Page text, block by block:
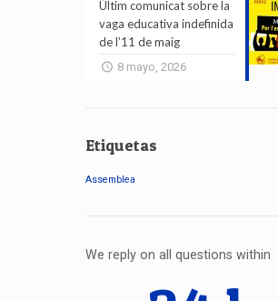
Últim comunicat sobre la
vaga educativa indefinida
de l’11 de maig
8 mayo, 2026
Etiquetas
Assemblea
We reply on all questions within